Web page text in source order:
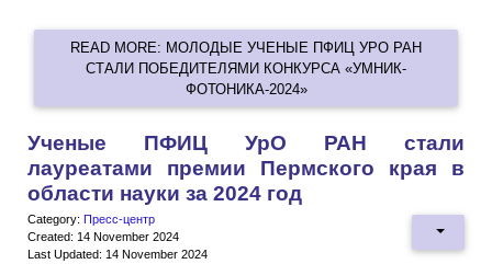
READ MORE: МОЛОДЫЕ УЧЕНЫЕ ПФИЦ УРО РАН
СТАЛИ ПОБЕДИТЕЛЯМИ КОНКУРСА «УМНИК-
ФОТОНИКА-2024»
Ученые ПФИЦ УрО РАН стали
лауреатами премии Пермского края в
области науки за 2024 год
Category: Пресс-центр
Created: 14 November 2024
Last Updated: 14 November 2024